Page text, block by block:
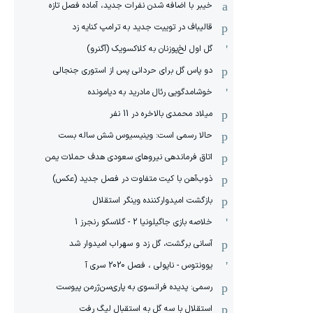
خیبر با اضافه شدن نفرات جدید، آماده فصل تازه
قالیباف در توییت جدید به ترامپ کنایه زد
گل اول لخ‌پوزنان به کلاکسویک (آگنرو)
دو پاس گل برای حردانی پس از استوری جنجالی
خوشامدگویی رئال مادرید به دیامونده
میلاد محمدی بالاخره در 11 نفر
حالا رسمی است: وینیسیوس شش ساله بست
اتاق فرماندهی نیروهای سعودی هدف حملات یمن
ذوب‌آهن با کیت متفاوت در فصل جدید (عکس)
بازگشت امیدوارکننده وینگر استقلال
خلاصه بازی جاگیلونیا 2 - گلاسکو رنجرز 1
آسانی برگشت، گل زد و سهراب امیدوار شد
یوونتوس - ناپولی ، فصل 2020 سری آ
رسمی: پدیده فرانسوی به پاری‌سن‌ژرمن پیوست
استقلال با سه گل به استقبال لیگ رفت